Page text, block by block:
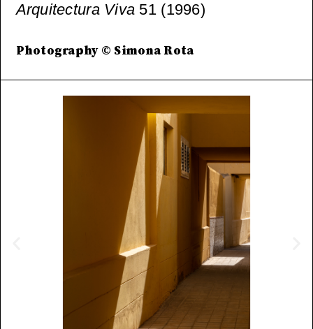
Arquitectura Viva 51 (1996)
Photography © Simona Rota